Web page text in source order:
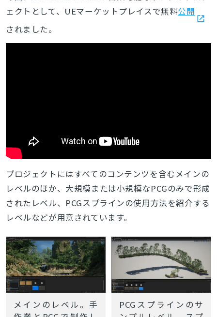
ェクトとして、UEマーケットプレイスで無料公開
されました。
プロジェクトにはすべてのコンテンツを含むメインの
レベルのほか、大規模または小規模なPCGのみで形成
されたレベル、PCGスプラインの使用方法を紹介する
レベルなどが用意されています。
メインのレベル。手
PCGスプラインのサ